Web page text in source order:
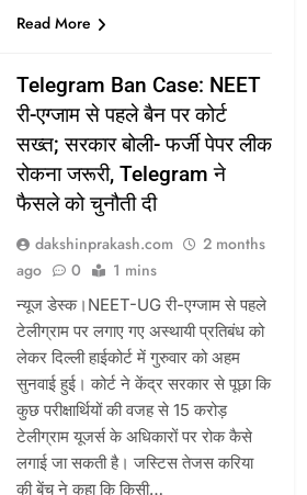
Read More
Telegram Ban Case: NEET
री-एग्जाम से पहले बैन पर कोर्ट
सख्त; सरकार बोली- फर्जी पेपर लीक
रोकना जरूरी, Telegram ने
फैसले को चुनौती दी
dakshinprakash.com
2 months
ago
0 1 mins
न्यूज डेस्क।NEET-UG री-एग्जाम से पहले
टेलीग्राम पर लगाए गए अस्थायी प्रतिबंध को
लेकर दिल्ली हाईकोर्ट में गुरुवार को अहम
सुनवाई हुई। कोर्ट ने केंद्र सरकार से पूछा कि
कुछ परीक्षार्थियों की वजह से 15 करोड़
टेलीग्राम यूजर्स के अधिकारों पर रोक कैसे
लगाई जा सकती है। जस्टिस तेजस करिया
की बेंच ने कहा कि किसी…